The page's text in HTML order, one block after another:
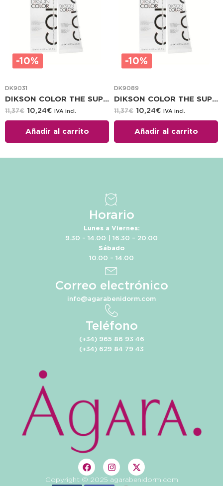
DK9031
DIKSON COLOR THE SUPER COLOR 120 ML 10.1
-10%
11,37€ 10,24€ IVA incl.
Añadir al carrito
DK9089
DIKSON COLOR THE SUPER COLOR 120 ML 8.7
-10%
11,37€ 10,24€ IVA incl.
Añadir al carrito
Horario
Lunes a Viernes:
9.30 – 14.00 | 16.30 – 20.00
Sábado
10.00 – 14.00
Correo electrónico
info@agarabenidorm.com
Teléfono
(+34) 965 86 93 46
(+34) 629 84 79 43
Copyright © 2025 agarabenidorm.com